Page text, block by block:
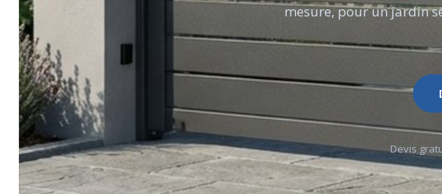
mesure, pour un jardin
Devis